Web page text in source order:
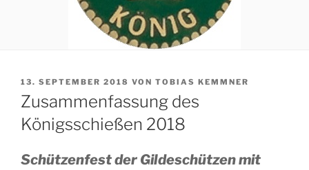
VERÖFFENTLICHT
AM
13. SEPTEMBER 2018 VON TOBIAS KEMMNER
Zusammenfassung des
Königsschießen 2018
Schützenfest der Gildeschützen mit